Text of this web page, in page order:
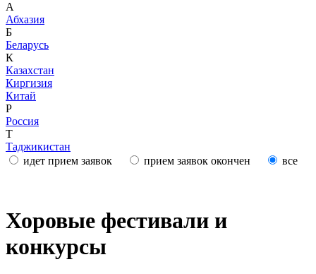
А
Абхазия
Б
Беларусь
К
Казахстан
Киргизия
Китай
Р
Россия
Т
Таджикистан
идет прием заявок
прием заявок окончен все
Хоровые фестивали и
конкурсы